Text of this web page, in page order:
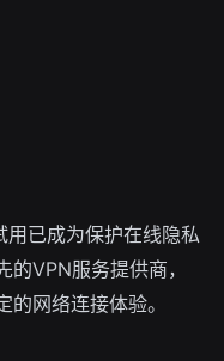
已成为保护在线隐私
VPN服务提供商，
网络连接体验。